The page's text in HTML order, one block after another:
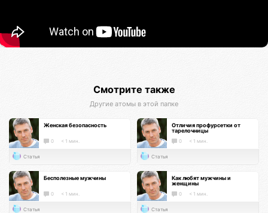
Смотрите также
Другие атомы в этой папке
Женская безопасность
0 < 1 мин.
Статья
Отличия профурсетки от
тарелочницы
0 < 1 мин.
Статья
Бесполезные мужчины
0 < 1 мин.
Статья
Как любят мужчины и
женщины
0 < 1 мин.
Статья